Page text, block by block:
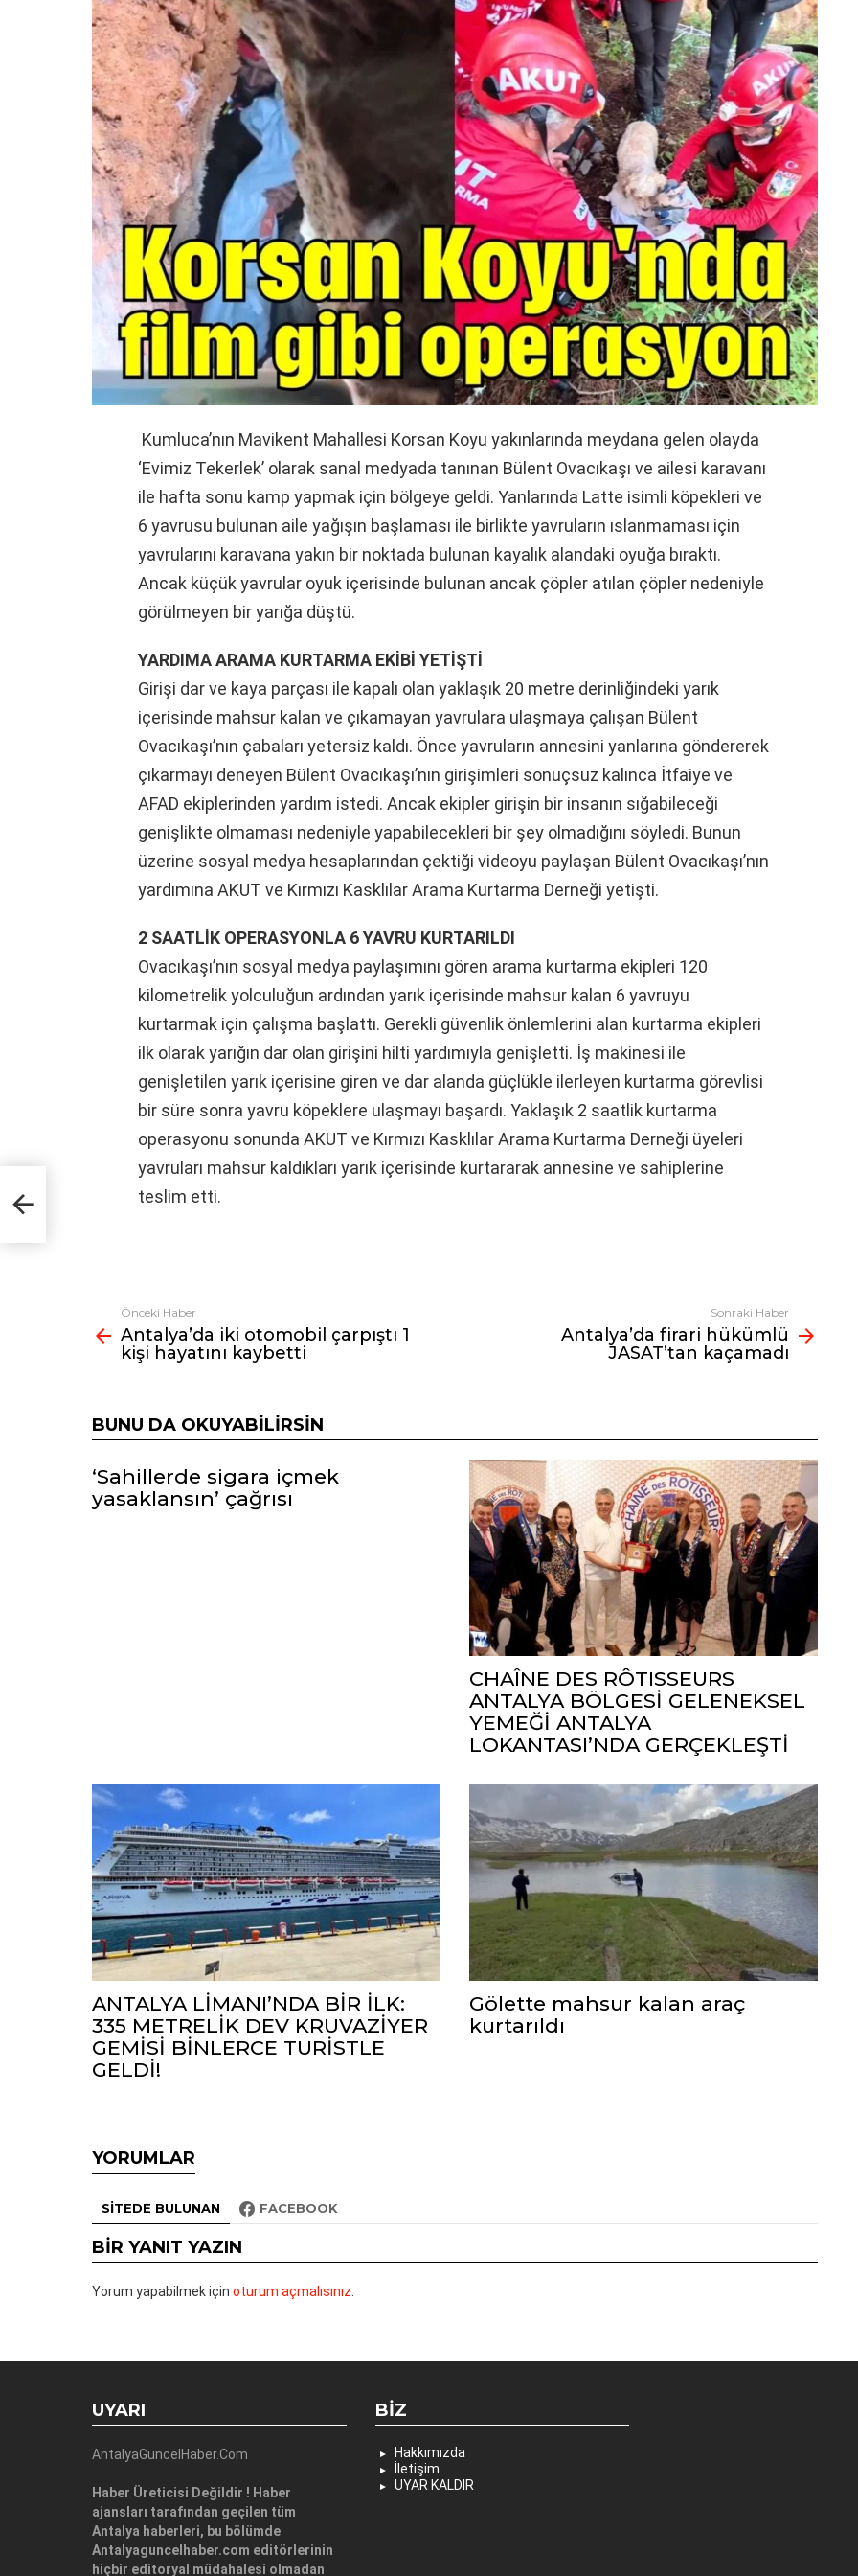
Kumluca’nın Mavikent Mahallesi Korsan Koyu yakınlarında meydana gelen olayda
‘Evimiz Tekerlek’ olarak sanal medyada tanınan Bülent Ovacıkaşı ve ailesi karavanı
ile hafta sonu kamp yapmak için bölgeye geldi. Yanlarında Latte isimli köpekleri ve
6 yavrusu bulunan aile yağışın başlaması ile birlikte yavruların ıslanmaması için
yavrularını karavana yakın bir noktada bulunan kayalık alandaki oyuğa bıraktı.
Ancak küçük yavrular oyuk içerisinde bulunan ancak çöpler atılan çöpler nedeniyle
görülmeyen bir yarığa düştü.
YARDIMA ARAMA KURTARMA EKİBİ YETİŞTİ
Girişi dar ve kaya parçası ile kapalı olan yaklaşık 20 metre derinliğindeki yarık
içerisinde mahsur kalan ve çıkamayan yavrulara ulaşmaya çalışan Bülent
Ovacıkaşı’nın çabaları yetersiz kaldı. Önce yavruların annesini yanlarına göndererek
çıkarmayı deneyen Bülent Ovacıkaşı’nın girişimleri sonuçsuz kalınca İtfaiye ve
AFAD ekiplerinden yardım istedi. Ancak ekipler girişin bir insanın sığabileceği
genişlikte olmaması nedeniyle yapabilecekleri bir şey olmadığını söyledi. Bunun
üzerine sosyal medya hesaplarından çektiği videoyu paylaşan Bülent Ovacıkaşı’nın
yardımına AKUT ve Kırmızı Kasklılar Arama Kurtarma Derneği yetişti.
2 SAATLİK OPERASYONLA 6 YAVRU KURTARILDI
Ovacıkaşı’nın sosyal medya paylaşımını gören arama kurtarma ekipleri 120
kilometrelik yolculuğun ardından yarık içerisinde mahsur kalan 6 yavruyu
kurtarmak için çalışma başlattı. Gerekli güvenlik önlemlerini alan kurtarma ekipleri
ilk olarak yarığın dar olan girişini hilti yardımıyla genişletti. İş makinesi ile
genişletilen yarık içerisine giren ve dar alanda güçlükle ilerleyen kurtarma görevlisi
bir süre sonra yavru köpeklere ulaşmayı başardı. Yaklaşık 2 saatlik kurtarma
operasyonu sonunda AKUT ve Kırmızı Kasklılar Arama Kurtarma Derneği üyeleri
yavruları mahsur kaldıkları yarık içerisinde kurtararak annesine ve sahiplerine
teslim etti.
Fazlasına
bak
Önceki Haber
Antalya’da iki otomobil çarpıştı 1
kişi hayatını kaybetti
Sonraki Haber
Antalya’da firari hükümlü
JASAT’tan kaçamadı
BUNU DA OKUYABILIRSIN
‘Sahillerde sigara içmek
yasaklansın’ çağrısı
CHAÎNE DES RÔTISSEURS
ANTALYA BÖLGESİ GELENEKSEL
YEMEĞİ ANTALYA
LOKANTASI’NDA GERÇEKLEŞTİ
ANTALYA LİMANI’NDA BİR İLK:
335 METRELİK DEV KRUVAZİYER
GEMİSİ BİNLERCE TURİSTLE
GELDİ!
Gölette mahsur kalan araç
kurtarıldı
YORUMLAR
SITEDE BULUNAN FACEBOOK
BIR YANIT YAZIN
Yorum yapabilmek için oturum açmalısınız
UYARI
AntalyaGuncelHaber.Com
Haber Üreticisi Değildir ! Haber
ajansları tarafından geçilen tüm
Antalya haberleri, bu bölümde
Antalyaguncelhaber.com editörlerinin
hiçbir editoryal müdahalesi olmadan
BIZ
Hakkımızda
İletişim
UYAR KALDIR